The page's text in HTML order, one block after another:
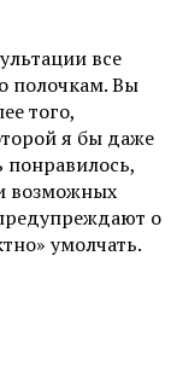
все
полочкам. Вы
того,
я бы даже
возможных
о
умолчать.